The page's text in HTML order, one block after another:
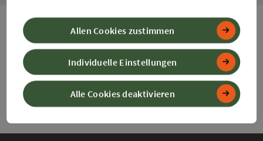
Webseiten
Services
Alle Cookies deaktivieren
Individuelle Einstellungen
Allen Cookies zustimmen